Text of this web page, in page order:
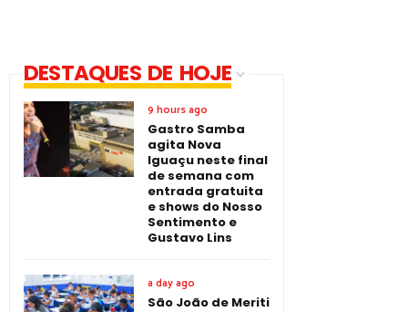
DESTAQUES DE HOJE
9 hours ago
Gastro Samba
agita Nova
Iguaçu neste final
de semana com
entrada gratuita
e shows do Nosso
Sentimento e
Gustavo Lins
a day ago
São João de Meriti